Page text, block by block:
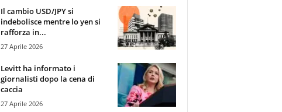
Il cambio USD/JPY si
indebolisce mentre lo yen si
rafforza in...
27 Aprile 2026
Levitt ha informato i
giornalisti dopo la cena di
caccia
27 Aprile 2026